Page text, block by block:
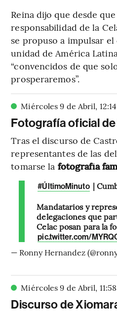
Reina dijo que desde
responsabilidad de la
se propuso a impulsar
unidad de América
“convencidos de que
prosperaremos”.
Miércoles 9 de Abril, 12:14
Fotografía oficial
Tras el discurso de
representantes de las
tomarse la fotografía
#ÚltimoMinuto |
Mandatarios y
delegaciones que
Celac posan para la
pic.twitter.com/
— Ronny Hernandez
Miércoles 9 de Abril, 11:58
Discurso de